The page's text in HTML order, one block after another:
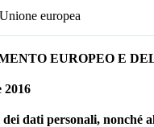
europea
EUROPEO E
2016
dati personali, nonché